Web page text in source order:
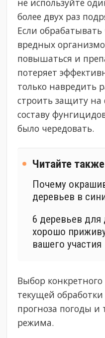
не используйте
более двух раз
Если
вредных
повышаться и
потеряет
только навредить
строить защиту на
составу
было чередовать.
Читайте также
Почему
деревьев в
6 деревьев для
хорошо
вашего участия
Выбор конкретного
текущей
прогноза погоды и
режима.